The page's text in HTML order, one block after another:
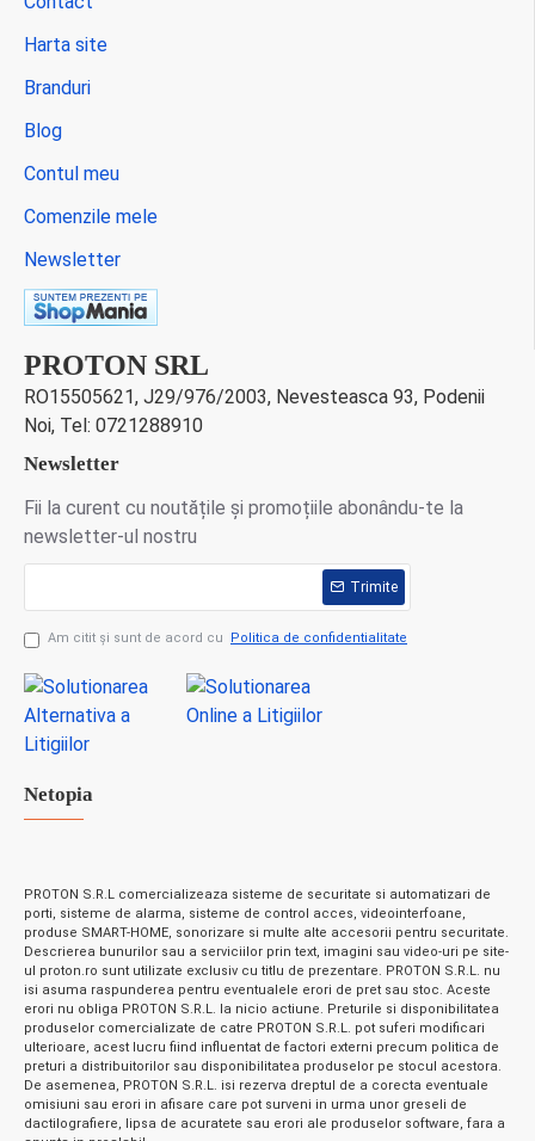
Harta site
Branduri
Blog
Contul meu
Comenzile mele
Newsletter
PROTON SRL
RO15505621, J29/976/2003, Nevesteasca 93, Podenii
Noi, Tel: 0721288910
Newsletter
Fii la curent cu noutățile și promoțiile abonându-te la
newsletter-ul nostru
Trimite
Am citit şi sunt de acord cu Politica de confidentialitate
Netopia
PROTON S.R.L comercializeaza sisteme de securitate si automatizari de
porti, sisteme de alarma, sisteme de control acces, videointerfoane,
produse SMART-HOME, sonorizare si multe alte accesorii pentru securitate.
Descrierea bunurilor sau a serviciilor prin text, imagini sau video-uri pe site-
ul proton.ro sunt utilizate exclusiv cu titlu de prezentare. PROTON S.R.L. nu
isi asuma raspunderea pentru eventualele erori de pret sau stoc. Aceste
erori nu obliga PROTON S.R.L. la nicio actiune. Preturile si disponibilitatea
produselor comercializate de catre PROTON S.R.L. pot suferi modificari
ulterioare, acest lucru fiind influentat de factori externi precum politica de
preturi a distribuitorilor sau disponibilitatea produselor pe stocul acestora.
De asemenea, PROTON S.R.L. isi rezerva dreptul de a corecta eventuale
omisiuni sau erori in afisare care pot surveni in urma unor greseli de
dactilografiere, lipsa de acuratete sau erori ale produselor software, fara a